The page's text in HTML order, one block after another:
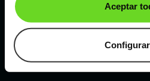
Aceptar
Configurar
Coches de segunda mano
localización
Coches de segunda mano y ocasión